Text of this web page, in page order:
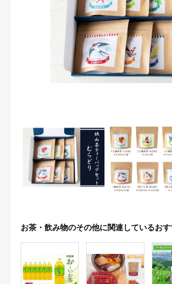
お茶・飲み物のその他に関連しているお